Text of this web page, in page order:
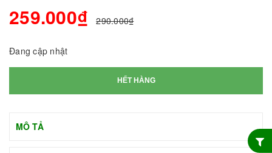
259.000₫ 290.000₫
Đang cập nhật
HẾT HÀNG
MÔ TẢ